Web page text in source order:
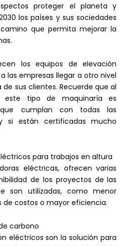
proteger el planeta y
los países y sus sociedades
que permita mejorar la
los equipos de elevación
las empresas llegar a otro nivel
sus clientes. Recuerde que al
este tipo de maquinaría es
cumplan con todas las
si están certificadas mucho
para trabajos en altura
eléctricas, ofrecen varias
de los proyectos de las
son utilizadas, como menor
costos o mayor eficiencia.
carbono
eléctricos son la solución para